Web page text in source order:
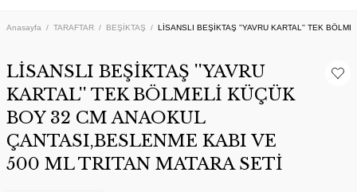
Anasayfa TARAFTAR BEŞİKTAŞ LİSANSLI BEŞİKTAŞ ''YAVRU KARTAL'' TEK
LİSANSLI BEŞİKTAŞ ''YAVRU
KARTAL'' TEK BÖLMELİ KÜÇÜK
BOY 32 CM ANAOKUL
ÇANTASI,BESLENME KABI VE
500 ML TRITAN MATARA SETİ